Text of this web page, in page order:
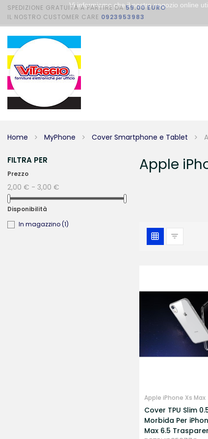
SPEDIZIONE GRATUITA A PARTIRE DA59.00 EURO
IL NOSTRO CUSTOMER CARE 0923953983
Home MyPhone Cover Smartphone e Tablet
FILTRA PER
Prezzo
2,00 € - 3,00 €
Disponibilità
In magazzino(1)
Apple
Apple iPhone Xs Max
Cover TPU Slim
Morbida Per
Max 6.5
Vi informiamo che il nostro negozio online